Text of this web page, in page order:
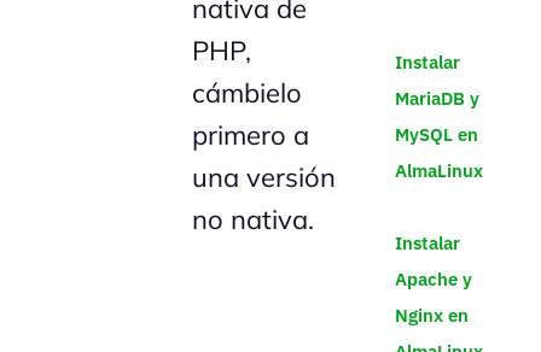
nativa de
PHP,
cámbielo
primero a
una versión
no nativa.
Instalar
MariaDB y
MySQL en
AlmaLinux
Instalar
Apache y
Nginx en